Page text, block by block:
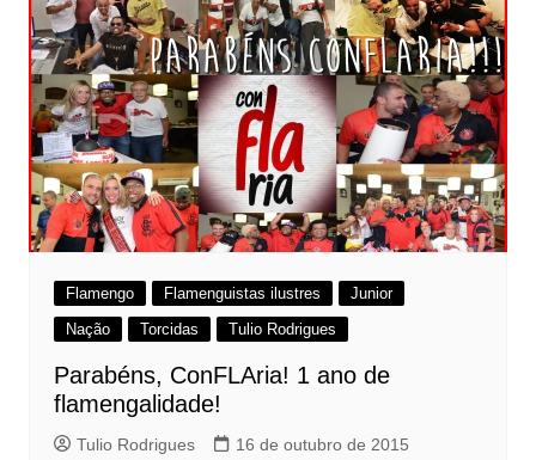
Flamengo Flamenguistas ilustres
Junior
Nação
Torcidas Tulio Rodrigues
Parabéns, ConFLAria! 1 ano de
flamengalidade!
Tulio Rodrigues 16 de outubro de 2015